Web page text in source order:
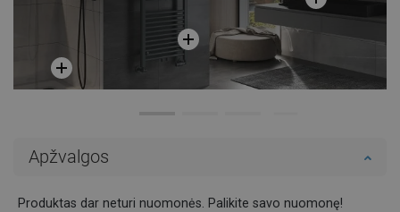
Apžvalgos
Produktas dar neturi nuomonės. Palikite savo nuomonę!